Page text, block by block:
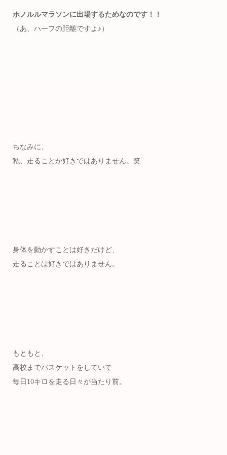
ホノルルマラソンに出場するためなのです！！
（あ、ハーフの距離ですよ♪）
ちなみに、
私、走ることが好きではありません。笑
身体を動かすことは好きだけど、
走ることは好きではありません。
もともと、
高校までバスケットをしていて
毎日10キロを走る日々が当たり前。